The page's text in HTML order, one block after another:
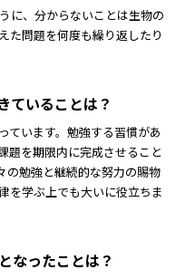
に、分からないことは生物の
た問題を何度も繰り返したり
ていることは？
ています。勉強する習慣があ
題を期限内に完成させること
の勉強と継続的な努力の賜物
を学ぶ上でも大いに役立ちま
なったことは？